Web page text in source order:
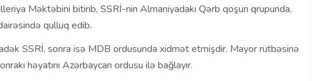
Məktəbini bitirib, SSRİ-nin Almaniyadakı Qərb qoşun qrupunda,
qulluq edib.
SSRİ, sonra isə MDB ordusunda xidmət etmişdir. Mayor rütbəsinə
həyatını Azərbaycan ordusu ilə bağlayır.